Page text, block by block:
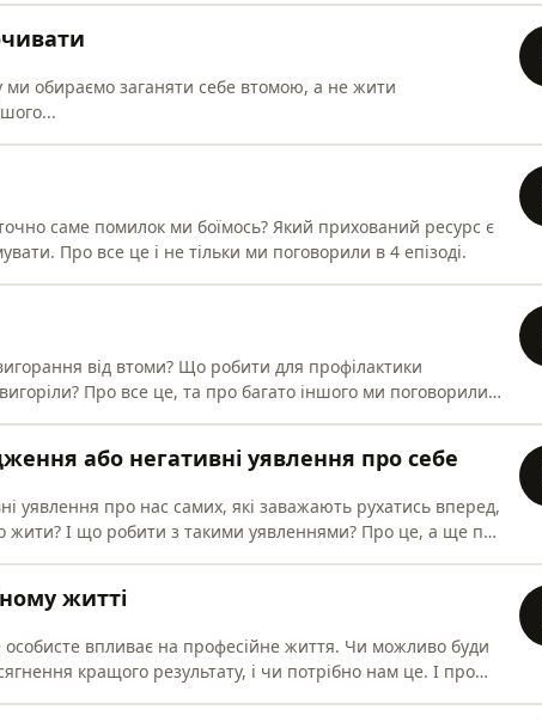
ми обираємо заганяти себе втомою, а не жити
саме помилок ми боїмось? Який прихований ресурс є
Про все це і не тільки ми поговорили в 4 епізоді.
від втоми? Що робити для профілактики
Про все це, та про багато іншого ми поговорили в
або негативні уявлення про себе
уявлення про нас самих, які заважають рухатись вперед,
жити? І що робити з такими уявленнями? Про це, а ще про
житті
впливає на професійне життя. Чи можливо буди
кращого результату, і чи потрібно нам це. І про